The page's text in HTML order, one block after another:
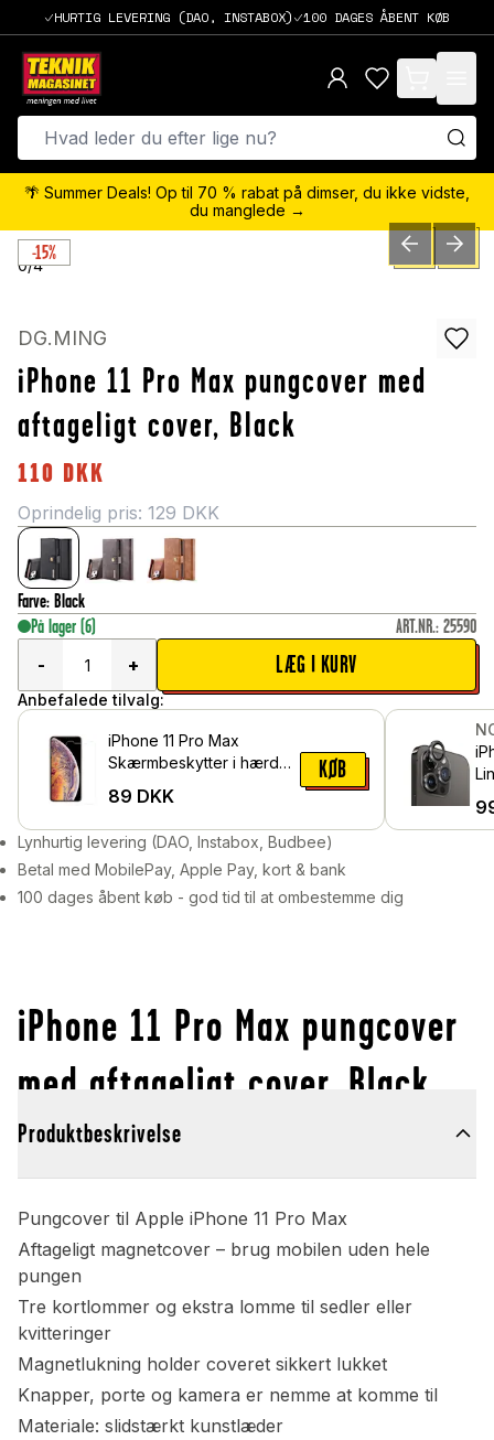
HURTIG LEVERING (DAO, INSTABOX) 100 DAGES ÅBENT KØB
items in cart,
🌴 Summer Deals! Op til 70 % rabat på dimser, du ikke vidste,
du manglede →
-15%
0/4 PREVIOUSNEXT
DG.MING
iPhone 11 Pro Max pungcover med
aftageligt cover, Black
110 DKK
Oprindelig pris: 129 DKK
Farve: Black
På lager (6) ART.NR.: 25590
-
+ LÆG I KURV
Anbefalede tilvalg:
iPhone 11 Pro Max
Skærmbeskytter i hærdet
89 DKK
KØB
Lynhurtig levering (DAO, Instabox, Budbee)
Betal med MobilePay, Apple Pay, kort & bank
100 dages åbent køb - god tid til at ombestemme dig
iPhone 11 Pro Max pungcover
med aftageligt cover, Black
Produktbeskrivelse
Pungcover til Apple iPhone 11 Pro Max
Aftageligt magnetcover – brug mobilen uden hele
pungen
Tre kortlommer og ekstra lomme til sedler eller
kvitteringer
Magnetlukning holder coveret sikkert lukket
Knapper, porte og kamera er nemme at komme til
Materiale: slidstærkt kunstlæder